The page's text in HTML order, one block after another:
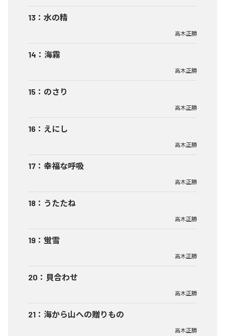
13 ： 水の精
高木正勝
14 ： 海霧
高木正勝
15 ： のさり
高木正勝
16 ： えにし
高木正勝
17 ： 幸福な呼吸
高木正勝
18 ： うたたね
高木正勝
19 ： 蛍雪
高木正勝
20 ： 貝合わせ
高木正勝
21 ： 海から山への贈りもの
高木正勝